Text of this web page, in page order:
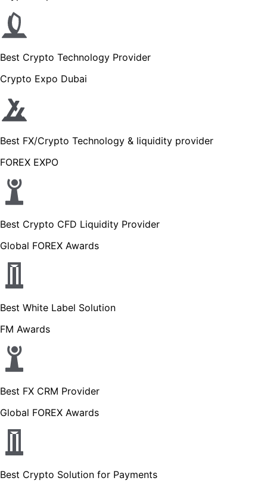
Best Crypto Technology Provider
Crypto Expo Dubai
Best FX/Crypto Technology & liquidity provider
FOREX EXPO
Best Crypto CFD Liquidity Provider
Global FOREX Awards
Best White Label Solution
FM Awards
Best FX CRM Provider
Global FOREX Awards
Best Crypto Solution for Payments